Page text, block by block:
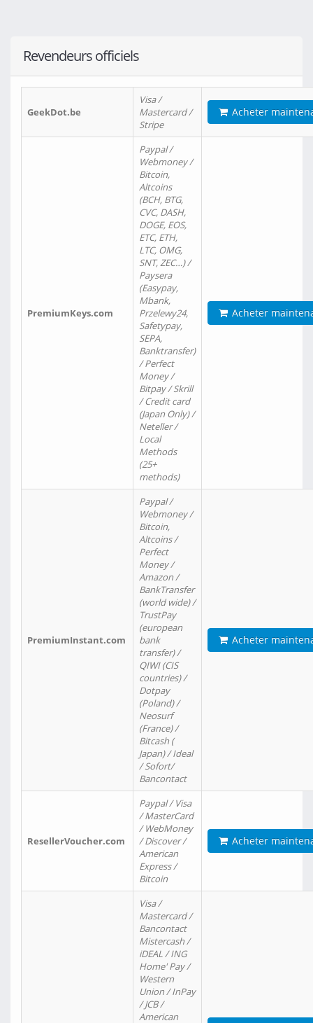
Revendeurs officiels
GeekDot.be
Visa /
Mastercard /
Stripe
Acheter
PremiumKeys.com
Paypal /
Webmoney /
Bitcoin,
Altcoins
(BCH, BTG,
CVC, DASH,
DOGE, EOS,
ETC, ETH,
LTC, OMG,
SNT, ZEC…) /
Paysera
(Easypay,
Mbank,
Przelewy24,
Safetypay,
SEPA,
Banktransfer)
/ Perfect
Money /
Bitpay / Skrill
/ Credit card
(Japan Only) /
Neteller /
Local
Methods
(25+
methods)
Acheter
PremiumInstant.com
Paypal /
Webmoney /
Bitcoin,
Altcoins /
Perfect
Money /
Amazon /
BankTransfer
(world wide) /
TrustPay
(european
bank
transfer) /
QIWI (CIS
countries) /
Dotpay
(Poland) /
Neosurf
(France) /
Bitcash (
Japan) / Ideal
/ Sofort/
Bancontact
Acheter
ResellerVoucher.com
Paypal / Visa
/ MasterCard
/ WebMoney
/ Discover /
American
Express /
Bitcoin
Acheter
Visa /
Mastercard /
Bancontact
Mistercash /
iDEAL / ING
Home' Pay /
Western
Union / InPay
/ JCB /
American